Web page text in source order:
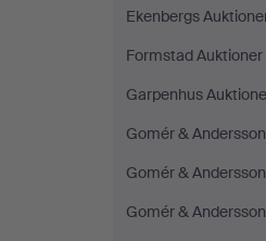
Ekenbergs
Formstad Auktioner
Garpenhus
Gomér &
Gomér &
Gomér &